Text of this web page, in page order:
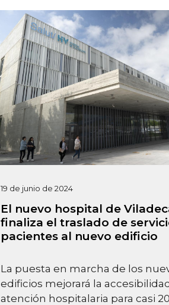
19 de junio de 2024
El nuevo hospital de
finaliza el traslado de
pacientes al nuevo edificio
La puesta en marcha de los
edificios mejorará la
atención hospitalaria para casi